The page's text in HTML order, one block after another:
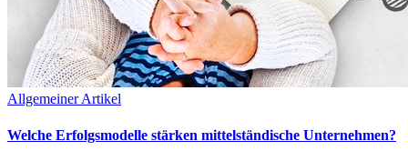
Allgemeiner Artikel
Welche Erfolgsmodelle stärken mittelständische Unternehmen?